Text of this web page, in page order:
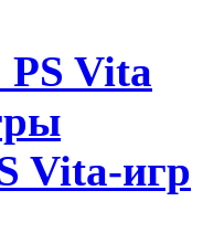
PS Vita
Vita-игр